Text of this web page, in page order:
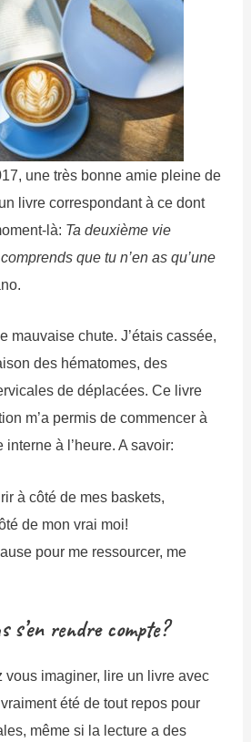
une très bonne amie pleine de
livre correspondant à ce dont
là: Ta deuxième vie
que tu n’en as qu’une
mauvaise chute. J’étais cassée,
des hématomes, des
de déplacées. Ce livre
m’a permis de commencer à
à l’heure. A savoir:
à côté de mes baskets,
de mon vrai moi!
pour me ressourcer, me
s’en rendre compte?
vous imaginer, lire un livre avec
été de tout repos pour
même si la lecture a des